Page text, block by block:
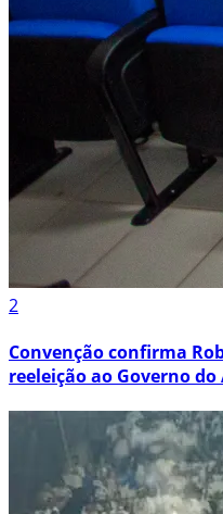
2
Convenção confirma
reeleição ao Governo